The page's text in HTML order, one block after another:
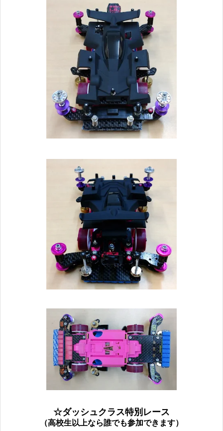
☆ダッシュクラス特別レース
（高校生以上なら誰でも参加できます）